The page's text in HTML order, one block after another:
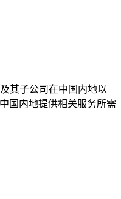
其子公司在中国内地以
国内地提供相关服务所需